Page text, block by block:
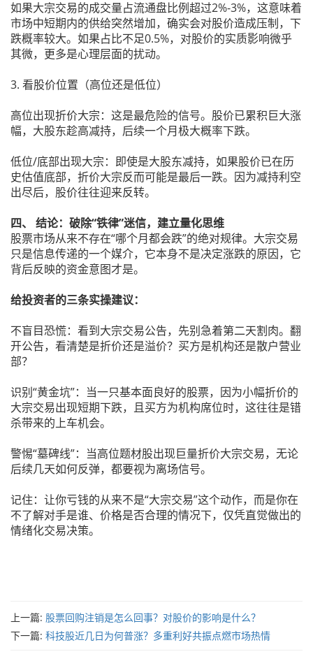
如果大宗交易的成交量占流通盘比例超过2%-3%，这意味着
市场中短期内的供给突然增加，确实会对股价造成压制，下
跌概率较大。如果占比不足0.5%，对股价的实质影响微乎
其微，更多是心理层面的扰动。
3. 看股价位置（高位还是低位）
高位出现折价大宗：这是最危险的信号。股价已累积巨大涨
幅，大股东趁高减持，后续一个月极大概率下跌。
低位/底部出现大宗：即使是大股东减持，如果股价已在历
史估值底部，折价大宗反而可能是最后一跌。因为减持利空
出尽后，股价往往迎来反转。
四、 结论：破除“铁律”迷信，建立量化思维
股票市场从来不存在“哪个月都会跌”的绝对规律。大宗交易
只是信息传递的一个媒介，它本身不是决定涨跌的原因，它
背后反映的资金意图才是。
给投资者的三条实操建议：
不盲目恐慌：看到大宗交易公告，先别急着第二天割肉。翻
开公告，看清楚是折价还是溢价？买方是机构还是散户营业
部？
识别“黄金坑”：当一只基本面良好的股票，因为小幅折价的
大宗交易出现短期下跌，且买方为机构席位时，这往往是错
杀带来的上车机会。
警惕“墓碑线”：当高位题材股出现巨量折价大宗交易，无论
后续几天如何反弹，都要视为离场信号。
记住：让你亏钱的从来不是“大宗交易”这个动作，而是你在
不了解对手是谁、价格是否合理的情况下，仅凭直觉做出的
情绪化交易决策。
上一篇: 股票回购注销是怎么回事？对股价的影响是什么？
下一篇: 科技股近几日为何普涨？多重利好共振点燃市场热情